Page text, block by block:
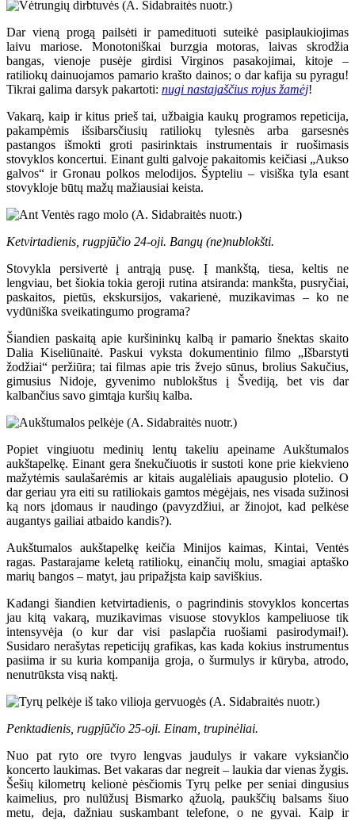
Dar vieną progą pailsėti ir pamedituoti suteikė pasiplaukiojimas
laivu mariose. Monotoniškai burzgia motoras, laivas skrodžia
bangas, vienoje pusėje girdisi Virginos pasakojimai, kitoje –
ratiliokų dainuojamos pamario krašto dainos; o dar kafija su pyragu!
Tikrai galima darsyk pakartoti: nugi nastajaščius rojus žamėj!
Vakarą, kaip ir kitus prieš tai, užbaigia kaukų programos repeticija,
pakampėmis išsibarsčiusių ratiliokų tylesnės arba garsesnės
pastangos išmokti groti pasirinktais instrumentais ir ruošimasis
stovyklos koncertui. Einant gulti galvoje pakaitomis keičiasi „Aukso
galvos“ ir Gronau polkos melodijos. Šypteliu – visiška tyla esant
stovykloje būtų mažų mažiausiai keista.
Ketvirtadienis, rugpjūčio 24-oji. Bangų (ne)nublokšti.
Stovykla persivertė į antrąją pusę. Į mankštą, tiesa, keltis ne
lengviau, bet šiokia tokia geroji rutina atsiranda: mankšta, pusryčiai,
paskaitos, pietūs, ekskursijos, vakarienė, muzikavimas – ko ne
vydūniška sveikatingumo programa?
Šiandien paskaitą apie kuršininkų kalbą ir pamario šnektas skaito
Dalia Kiseliūnaitė. Paskui vyksta dokumentinio filmo „Išbarstyti
žodžiai“ peržiūra; tai filmas apie tris žvejo sūnus, brolius Sakučius,
gimusius Nidoje, gyvenimo nublokštus į Švediją, bet vis dar
kalbančius savo gimtąja kuršių kalba.
Popiet vingiuotu medinių lentų takeliu apeiname Aukštumalos
aukštapelkę. Einant gera šnekučiuotis ir sustoti kone prie kiekvieno
mažytėmis saulašarėmis ar kitais augalėliais apaugusio plotelio. O
dar geriau yra eiti su ratiliokais gamtos mėgėjais, nes visada sužinosi
ką nors įdomaus ir naudingo (pavyzdžiui, ar žinojot, kad pelkėse
augantys gailiai atbaido kandis?).
Aukštumalos aukštapelkę keičia Minijos kaimas, Kintai, Ventės
ragas. Pastarajame keletą ratiliokų, einančių molu, smagiai aptaško
marių bangos – matyt, jau pripažįsta kaip saviškius.
Kadangi šiandien ketvirtadienis, o pagrindinis stovyklos koncertas
jau kitą vakarą, muzikavimas visuose stovyklos kampeliuose tik
intensyvėja (o kur dar visi paslapčia ruošiami pasirodymai!).
Susidaro nerašytas repeticijų grafikas, kas kada kokius instrumentus
pasiima ir su kuria kompanija groja, o šurmulys ir kūryba, atrodo,
nenutrūksta visą naktį.
Penktadienis, rugpjūčio 25-oji. Einam, trupinėliai.
Nuo pat ryto ore tvyro lengvas jaudulys ir vakare vyksiančio
koncerto laukimas. Bet vakaras dar negreit – laukia dar vienas žygis.
Šešių kilometrų kelionė pėsčiomis Tyrų pelke per seniai dingusius
kaimelius, pro nulūžusį Bismarko ąžuolą, paukščių balsams šiuo
metu, deja, dažniau suskambant telefone, o ne gyvai. Kaip ir